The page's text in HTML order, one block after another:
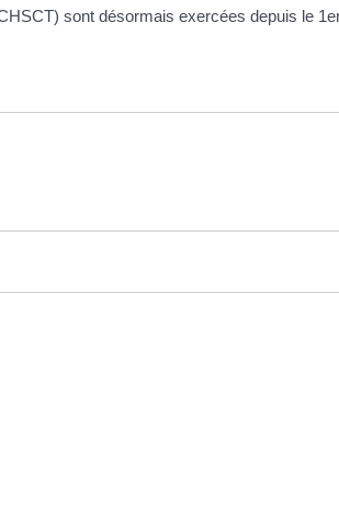
sont désormais exercées depuis le 1